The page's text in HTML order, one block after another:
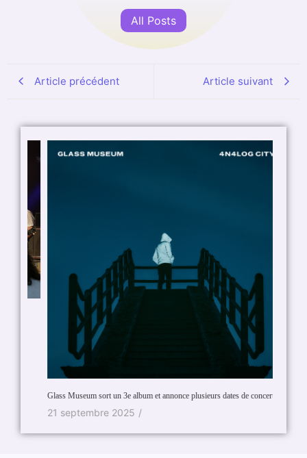
All Posts
Article précédent Article suivant
Glass Museum sort un 3e album et annonce plusieurs dates de concerts.
21 septembre 2025 /